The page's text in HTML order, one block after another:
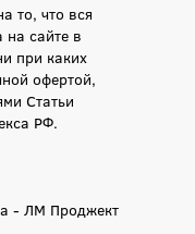
то, что вся
на сайте в
при каких
офертой,
Статьи
РФ.
- ЛМ Проджект